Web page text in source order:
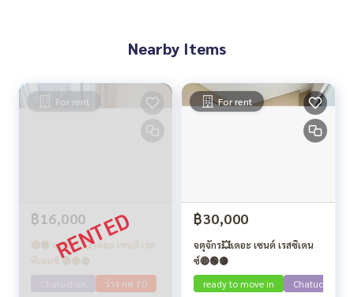
Nearby Items
For rent
฿16,000
🔴🟢 จตุจักร 💥 เดอะ เซนต์ เรส
ซิเดนซ์ 🔴🟢🟡
ว่าง กค 70
For rent
฿30,000
จตุจักร💥เดอะ เซนต์ เรสซิเดน
ซ์🔴🟢🟡
ready to move in
Chatuchak